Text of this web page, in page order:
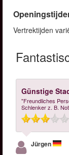
Vertrektijden
Günstige
"Freundliches
Schlenker z. B.
Jürgen